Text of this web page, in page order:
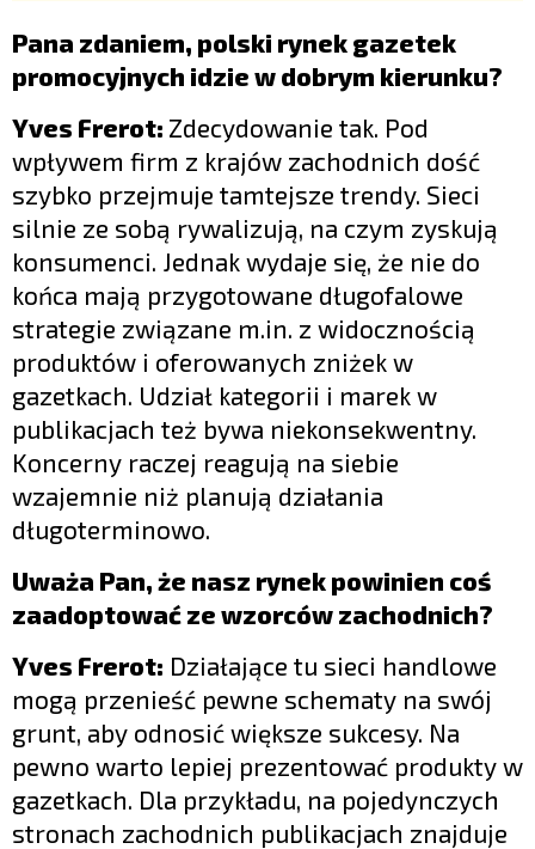
Pana zdaniem, polski rynek gazetek
promocyjnych idzie w dobrym kierunku?
Yves Frerot: Zdecydowanie tak. Pod
wpływem firm z krajów zachodnich dość
szybko przejmuje tamtejsze trendy. Sieci
silnie ze sobą rywalizują, na czym zyskują
konsumenci. Jednak wydaje się, że nie do
końca mają przygotowane długofalowe
strategie związane m.in. z widocznością
produktów i oferowanych zniżek w
gazetkach. Udział kategorii i marek w
publikacjach też bywa niekonsekwentny.
Koncerny raczej reagują na siebie
wzajemnie niż planują działania
długoterminowo.
Uważa Pan, że nasz rynek powinien coś
zaadoptować ze wzorców zachodnich?
Yves Frerot: Działające tu sieci handlowe
mogą przenieść pewne schematy na swój
grunt, aby odnosić większe sukcesy. Na
pewno warto lepiej prezentować produkty w
gazetkach. Dla przykładu, na pojedynczych
stronach zachodnich publikacjach znajduje